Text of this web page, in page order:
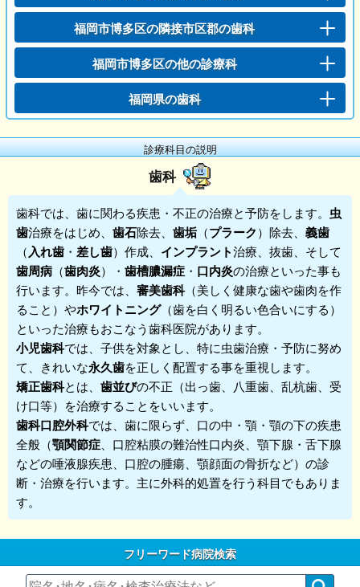
福岡市博多区の隣接市区郡の歯科
福岡市博多区の他の診療科
福岡県の歯科
診療科目の説明
歯科
歯科では、歯に関わる疾患・不正の治療と予防をします。 虫
歯治療をはじめ、 歯石除去、 歯垢 （プラーク）除去、 義歯
（入れ歯 ・ 差し歯）作成、 インプラント治療、抜歯、そして
歯周病 （歯肉炎）・ 歯槽膿漏症 ・ 口内炎の治療といった事も
行います。昨今では、 審美歯科（美しく健康な歯や歯肉を作
ること）やホワイトニング（歯を白く明るい色合いにする）
といった治療もおこなう歯科医院があります。
小児歯科では、子供を対象とし、特に虫歯治療・予防に努め
て、きれいな永久歯を正しく配置する事を重視します。
矯正歯科とは、 歯並びの不正（出っ歯、八重歯、乱杭歯、受
け口等）を治療することをいいます。
歯科口腔外科では、歯に限らず、口の中・顎・顎の下の疾患
全般（顎関節症 、口腔粘膜の難治性口内炎、顎下腺・舌下腺
などの唾液腺疾患、口腔の腫瘍、顎顔面の骨折など）の診
断・治療を行います。主に外科的処置を行う科目でもありま
す。
フリーワード病院検索